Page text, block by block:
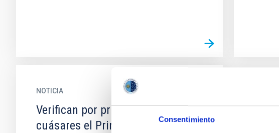
Consentimiento
NOTICIA
Verifican por primera vez en
cuásares el Principio de